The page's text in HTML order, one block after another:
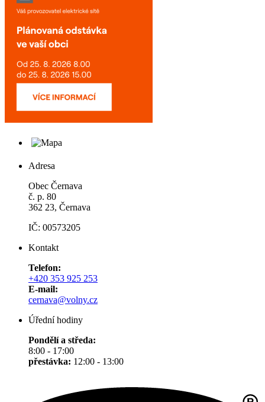
Adresa
Obec Černava
č. p. 80
362 23, Černava
IČ: 00573205
Kontakt
Telefon:
+420 353 925 253
E-mail:
cernava@volny.cz
Úřední hodiny
Pondělí a středa:
8:00 - 17:00
přestávka: 12:00 - 13:00